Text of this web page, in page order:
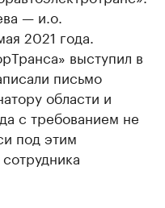
— и.о.
2021 года.
выступил в
письмо
области и
с требованием не
под этим